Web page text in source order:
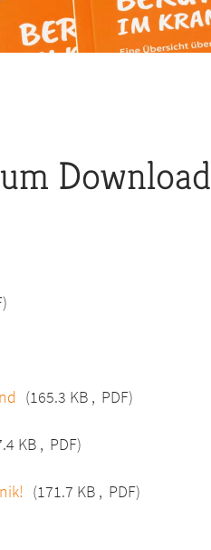
Download
(165.3 KB , PDF)
KB , PDF)
(171.7 KB , PDF)